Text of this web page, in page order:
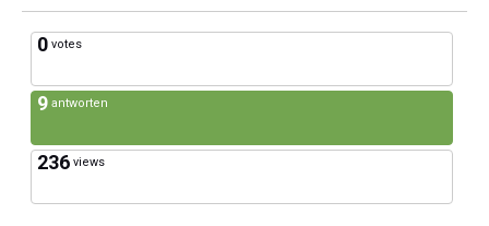
0 votes
9 antworten
236 views